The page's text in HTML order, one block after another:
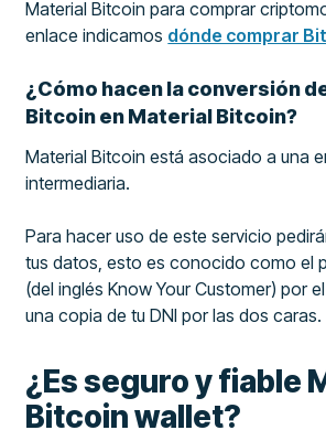
Material Bitcoin para comprar
enlace indicamos dónde comprar
¿Cómo hacen la conversión
Bitcoin en Material Bitcoin?
Material Bitcoin está asociado a una
intermediaria.
Para hacer uso de este servicio
tus datos, esto es conocido como el
(del inglés Know Your Customer) por
una copia de tu DNI por las dos caras.
¿Es seguro y fiable
Bitcoin wallet?